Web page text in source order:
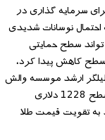
سرمایه گذاری در
احتمال نوسانات شدیدی
اونس می تواند سطح حمایتی
کاهش پیدا کرد،
ارشد موسسه والش
تریدینگ نیز گفت: طلا می تواند در کوتاه مدت به سطح 1228 دلاری
به تقویت قیمت طلا